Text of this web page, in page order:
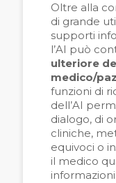
Oltre alla
di grande
supporti
l’AI può
ulteriore
medico/
funzioni di
dell’AI
dialogo, di
cliniche,
equivoci o
il medico